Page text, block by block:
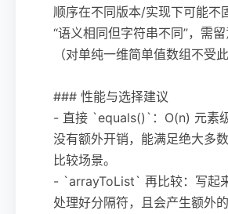
顺序在不同版本/实现下可能不
“语义相同但字符串不同”，需
（对单纯一维简单值数组不受此
### 性能与选择建议
- 直接 `equals()`：O(n) 元素
没有额外开销，能满足绝大多
比较场景。
- `arrayToList` 再比较：写起
处理好分隔符，且会产生额外